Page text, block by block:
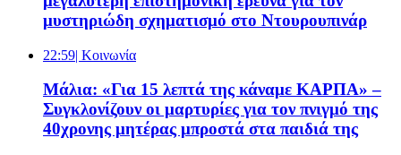
μυστηριώδη σχηματισμό στο Ντουρουπινάρ
22:59| Κοινωνία
Μάλια: «Για 15 λεπτά της κάναμε ΚΑΡΠΑ» –
Συγκλονίζουν οι μαρτυρίες για τον πνιγμό της
40χρονης μητέρας μπροστά στα παιδιά της